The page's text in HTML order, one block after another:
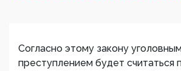
Согласно этому закону
преступлением будет считаться